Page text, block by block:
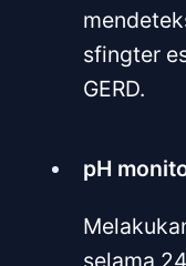
sfingter
GERD.
pH